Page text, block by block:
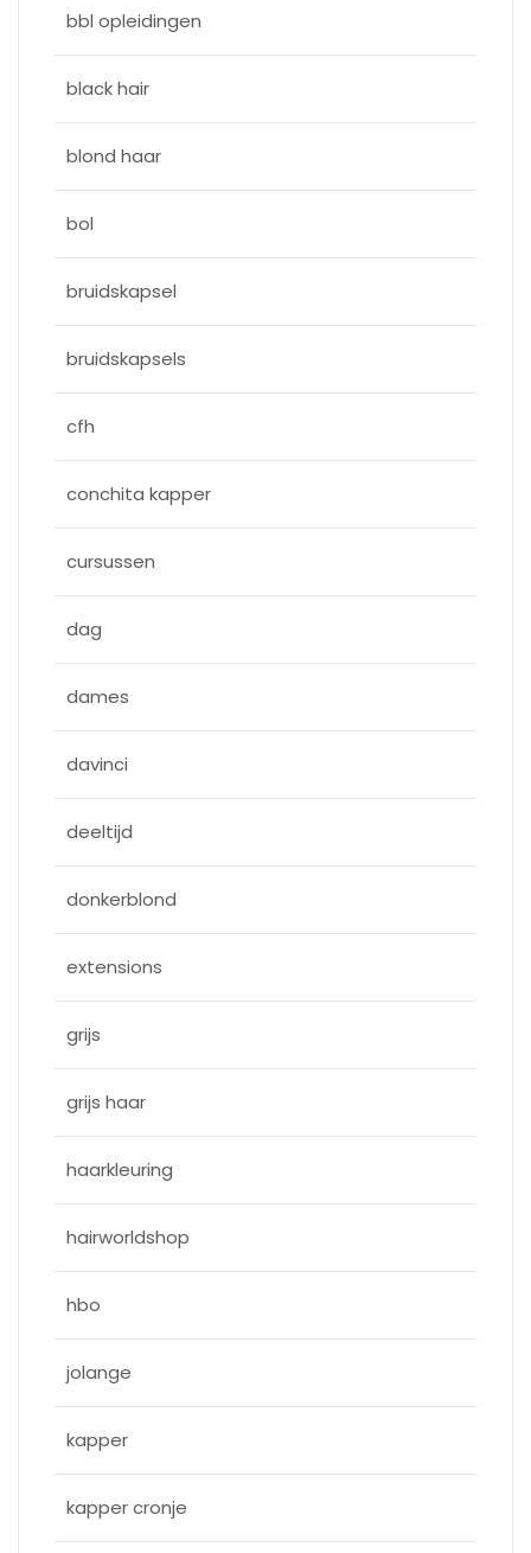
bbl opleidingen
black hair
blond haar
bol
bruidskapsel
bruidskapsels
cfh
conchita kapper
cursussen
dag
dames
davinci
deeltijd
donkerblond
extensions
grijs
grijs haar
haarkleuring
hairworldshop
hbo
jolange
kapper
kapper cronje